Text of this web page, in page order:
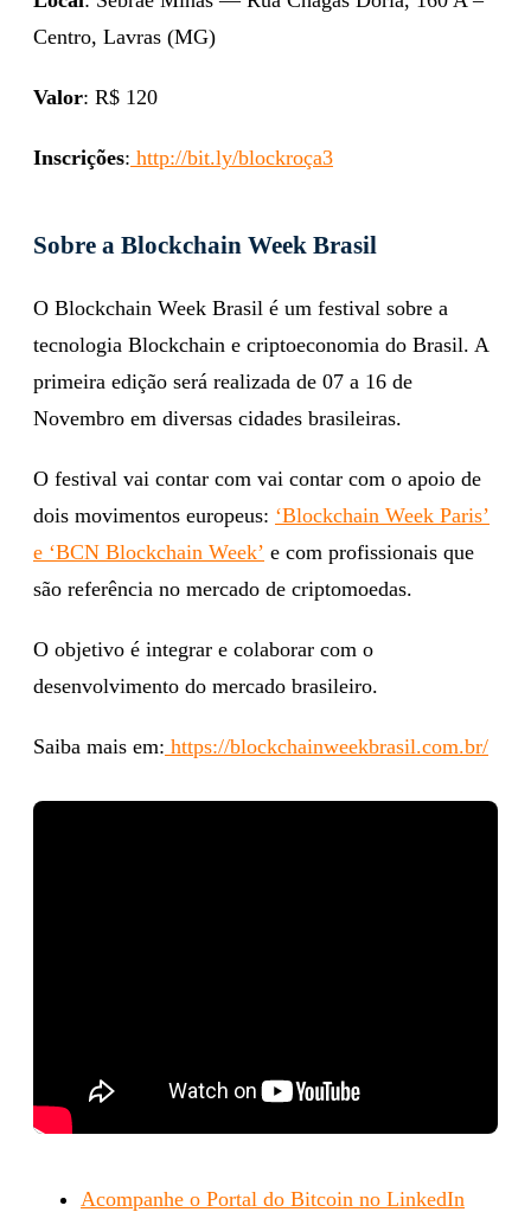
Centro, Lavras (MG)
Valor: R$ 120
Inscrições: http://bit.ly/blockroça3
Sobre a Blockchain Week Brasil
O Blockchain Week Brasil é um festival sobre a
tecnologia Blockchain e criptoeconomia do Brasil. A
primeira edição será realizada de 07 a 16 de
Novembro em diversas cidades brasileiras.
O festival vai contar com vai contar com o apoio de
dois movimentos europeus: ‘Blockchain Week Paris’
e ‘BCN Blockchain Week’ e com profissionais que
são referência no mercado de criptomoedas.
O objetivo é integrar e colaborar com o
desenvolvimento do mercado brasileiro.
Saiba mais em: https://blockchainweekbrasil.com.br/
Acompanhe o Portal do Bitcoin no LinkedIn